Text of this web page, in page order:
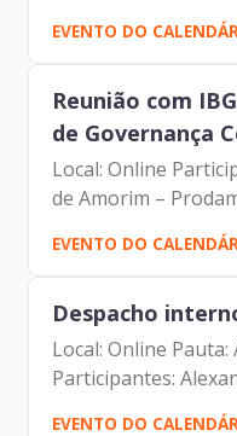
Prodam Maria
Prodam Sandra
Luciana de Oliveira
EVENTO DO
Reunião com
de Governança
Local: Online
de Amorim –
Prodam Maria
Prodam Sandra
Luciana de Oliveira
EVENTO DO
Despacho
Local: Online
Participantes:
EVENTO DO